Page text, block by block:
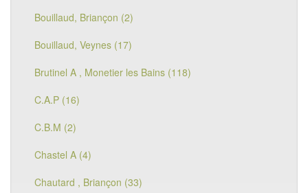
Bouillaud, Briançon (2)
Bouillaud, Veynes (17)
Brutinel A , Monetier les Bains (118)
C.A.P (16)
C.B.M (2)
Chastel A (4)
Chautard , Briançon (33)